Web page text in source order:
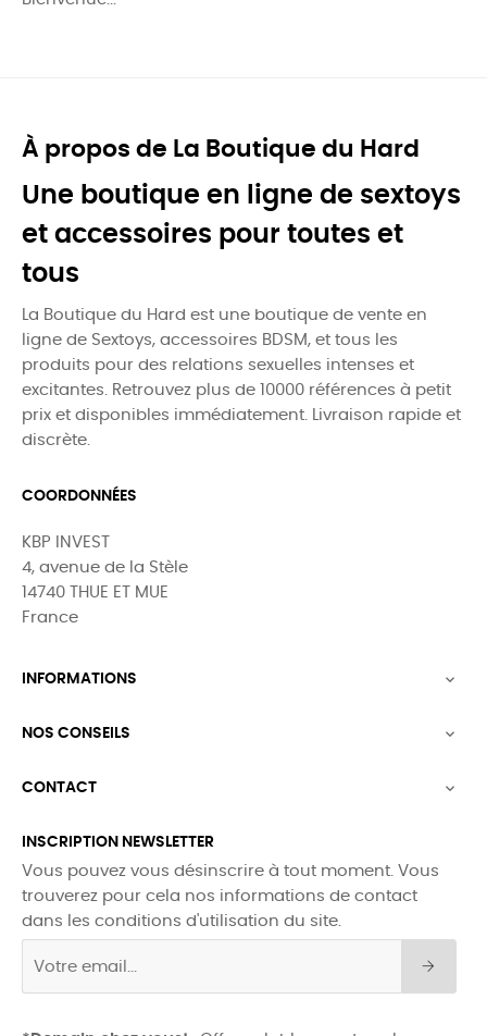
À propos de La Boutique du Hard
Une boutique en ligne de sextoys
et accessoires pour toutes et
tous
La Boutique du Hard est une boutique de vente en
ligne de Sextoys, accessoires BDSM, et tous les
produits pour des relations sexuelles intenses et
excitantes. Retrouvez plus de 10000 références à petit
prix et disponibles immédiatement. Livraison rapide et
discrète.
COORDONNÉES
KBP INVEST
4, avenue de la Stèle
14740 THUE ET MUE
France
INFORMATIONS 
NOS CONSEILS 
CONTACT 
INSCRIPTION NEWSLETTER
Vous pouvez vous désinscrire à tout moment. Vous
trouverez pour cela nos informations de contact
dans les conditions d'utilisation du site.